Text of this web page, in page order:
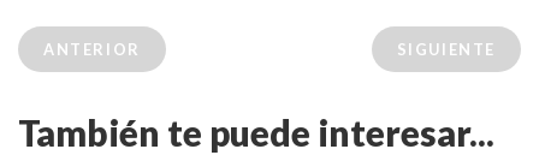
ANTERIOR SIGUIENTE
También te puede interesar...